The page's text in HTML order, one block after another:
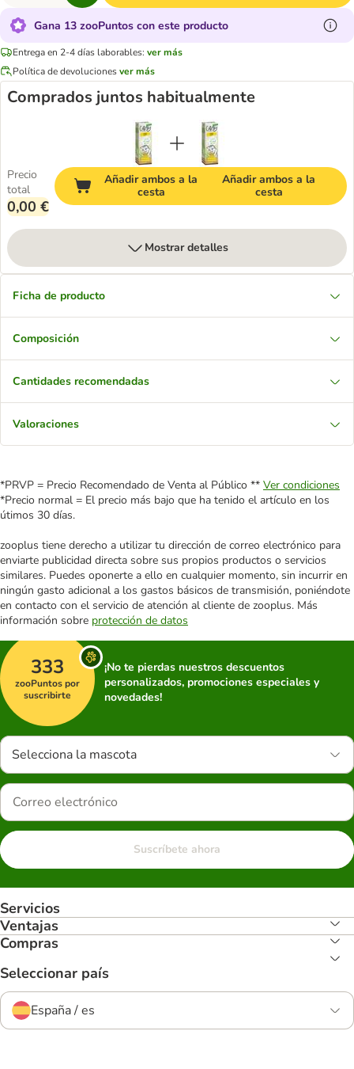
Gana 13 zooPuntos con este producto
Entrega en 2-4 días laborables: ver más
Política de devolucionesver más
Comprados juntos habitualmente
Precio
total
0,00 €
Añadir ambos a la
cesta
Añadir ambos a la
cesta
Mostrar detalles
Ficha de producto
Composición
Cantidades recomendadas
Valoraciones
*PRVP = Precio Recomendado de Venta al Público ** Ver condiciones
*Precio normal = El precio más bajo que ha tenido el artículo en los
útimos 30 días.
zooplus tiene derecho a utilizar tu dirección de correo electrónico para
enviarte publicidad directa sobre sus propios productos o servicios
similares. Puedes oponerte a ello en cualquier momento, sin incurrir en
ningún gasto adicional a los gastos básicos de transmisión, poniéndote
en contacto con el servicio de atención al cliente de zooplus. Más
información sobre protección de datos
333
zooPuntos por
suscribirte
¡No te pierdas nuestros descuentos
personalizados, promociones especiales y
novedades!
Selecciona la mascota
Suscríbete ahora
Servicios
Ventajas
Compras
Seleccionar país
España / es